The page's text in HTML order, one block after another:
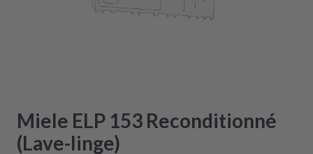
Miele ELP 153 Reconditionné
(Lave-linge)